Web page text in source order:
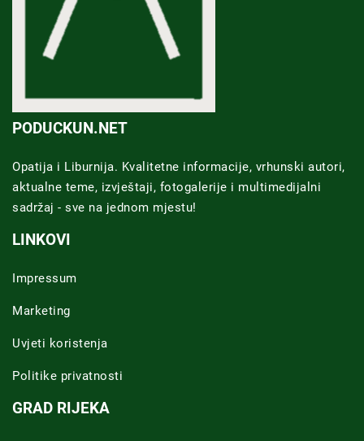
PODUCKUN.NET
Opatija i Liburnija. Kvalitetne informacije, vrhunski autori,
aktualne teme, izvještaji, fotogalerije i multimedijalni
sadržaj - sve na jednom mjestu!
LINKOVI
Impressum
Marketing
Uvjeti koristenja
Politike privatnosti
GRAD RIJEKA